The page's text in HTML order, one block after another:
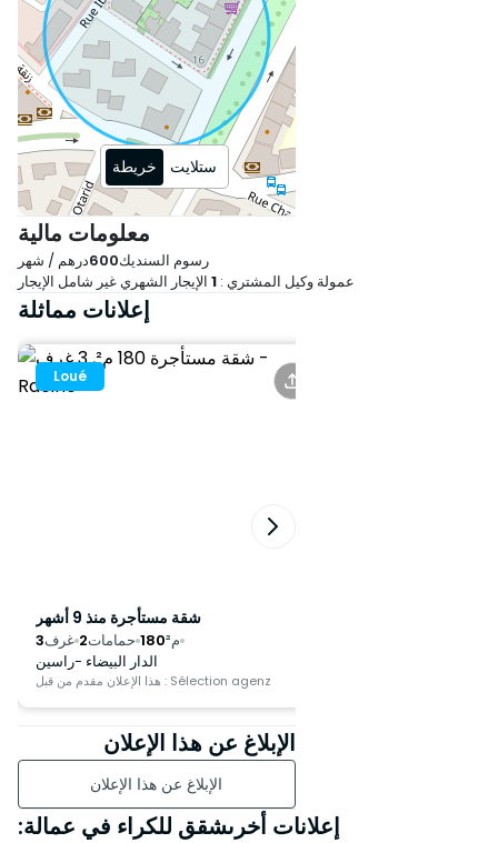
معلومات عملية:
- نقابة: 600 درهم/شهريًا
- منطقة هادئة، قريبة من جميع وسائل
الراحة (المتاجر، المدارس، وسائل
النقل)
لا تفوت هذه الفرصة الفريدة للعيش
في بيئة أنيقة ومريحة، مباشرة في
قلب الدار البيضاء.
اتصل بنا اليوم لترتيب زيارة.
خريطة ستلايت
معلومات مالية
رسوم السنديك600درهم / شهر
عمولة وكيل المشتري : 1 الإيجار الشهري غير شامل الإيجار
إعلانات مماثلة
Loué
شقة مستأجرة منذ 9 أشهر
3غرف 2حمامات 180 م²
الدار البيضاء -راسين
هذا الإعلان مقدم من قبل : Sélection agenz
الإبلاغ عن هذا الإعلان
الإبلاغ عن هذا الإعلان
إعلانات أخرىشقق للكراء في عمالة: